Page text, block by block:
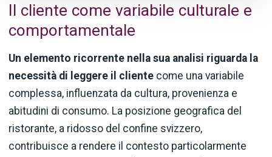
Il cliente come variabile culturale e
comportamentale
Un elemento ricorrente nella sua analisi riguarda la
necessità di leggere il cliente come una variabile
complessa, influenzata da cultura, provenienza e
abitudini di consumo. La posizione geografica del
ristorante, a ridosso del confine svizzero,
contribuisce a rendere il contesto particolarmente